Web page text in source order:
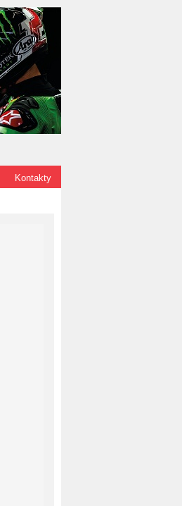
Kontakty